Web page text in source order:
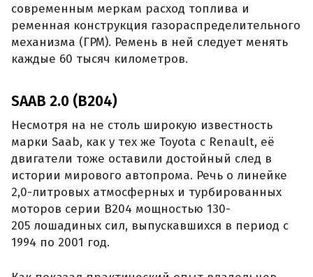
современным меркам расход топлива и
ременная конструкция газораспределительного
механизма (ГРМ). Ремень в ней следует менять
каждые 60 тысяч километров.
SAAB 2.0 (B204)
Несмотря на не столь широкую известность
марки Saab, как у тех же Toyota с Renault, её
двигатели тоже оставили достойный след в
истории мирового автопрома. Речь о линейке
2,0-литровых атмосферных и турбированных
моторов серии B204 мощностью 130-
205 лошадиных сил, выпускавшихся в период с
1994 по 2001 год.